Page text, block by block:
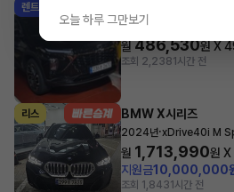
렌트
2026년
월 486,530원 X
조회 2,2381시간 전
리스 BMW X시리즈
2024년·xDrive40i M
월 1,713,990원 X
지원금10,000,000
조회 1,8431시간 전
오늘 하루 그만보기